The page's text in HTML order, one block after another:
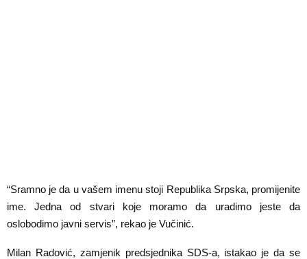
“Sramno je da u vašem imenu stoji Republika Srpska, promijenite
ime. Jedna od stvari koje moramo da uradimo jeste da
oslobodimo javni servis”, rekao je Vučinić.
Milan Radović, zamjenik predsjednika SDS-a, istakao je da se